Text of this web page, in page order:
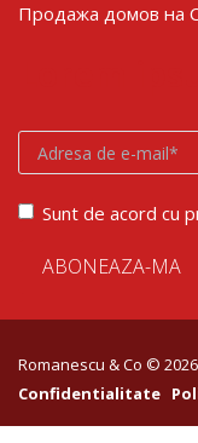
Продажа домов на
Sunt de acord cu
Romanescu & Co ©
Confidentialitate